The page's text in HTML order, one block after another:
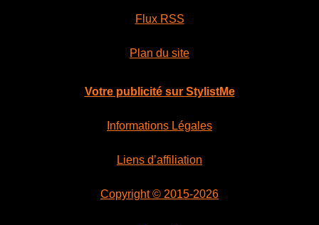
Flux RSS
Plan du site
Votre publicité sur StylistMe
Informations Légales
Liens d’affiliation
Copyright © 2015-2026